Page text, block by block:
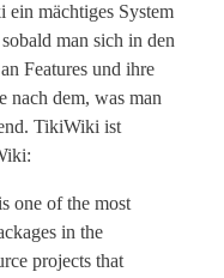
ein mächtiges System
man sich in den
Features und ihre
nach dem, was man
TikiWiki ist
one of the most
in the
projects that